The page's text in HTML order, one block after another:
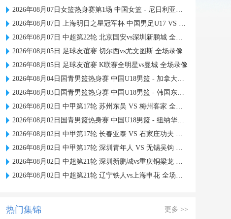
2026年08月07日女篮热身赛第1场 中国女篮 - 尼日利亚女篮 全场录像
2026年08月07日 上海明日之星冠军杯 中国男足U17 VS 河床U17 全场录像
2026年08月07日 中超第22轮 北京国安vs深圳新鹏城 全场录像
2026年08月05日 足球友谊赛 切尔西vs尤文图斯 全场录像
2026年08月05日 足球友谊赛 K联赛全明星vs曼城 全场录像
2026年08月04日国青男篮热身赛 中国U18男篮 - 加拿大大卫·安篮球学院 全场录像
2026年08月03日国青男篮热身赛 中国U18男篮 - 韩国东国大学 全场录像
2026年08月02日 中甲第17轮 苏州东吴 VS 梅州客家 全场录像
2026年08月02日国青男篮热身赛 中国U18男篮 - 纽纳华丁闪电队 全场录像
2026年08月02日 中甲第17轮 长春亚泰 VS 石家庄功夫 全场录像
2026年08月02日 中甲第17轮 深圳青年人 VS 无锡吴钩 全场录像
2026年08月02日 中超第21轮 深圳新鹏城vs重庆铜梁龙 全场录像
2026年08月02日 中超第21轮 辽宁铁人vs上海申花 全场录像
热门集锦 更多 >>